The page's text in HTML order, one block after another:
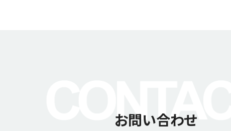
お問い合わせ